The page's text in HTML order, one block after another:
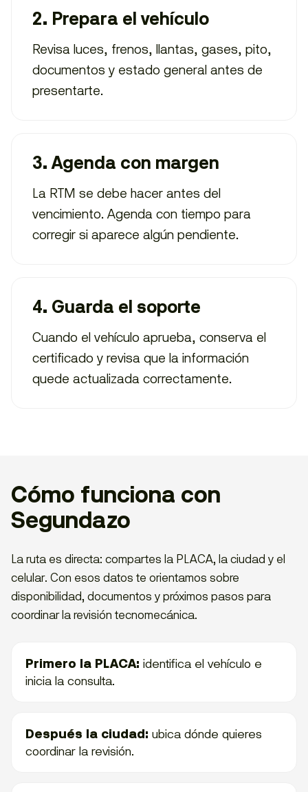
2. Prepara el vehículo
Revisa luces, frenos, llantas, gases, pito,
documentos y estado general antes de
presentarte.
3. Agenda con margen
La RTM se debe hacer antes del
vencimiento. Agenda con tiempo para
corregir si aparece algún pendiente.
4. Guarda el soporte
Cuando el vehículo aprueba, conserva el
certificado y revisa que la información
quede actualizada correctamente.
Cómo funciona con
Segundazo
La ruta es directa: compartes la PLACA, la ciudad y el
celular. Con esos datos te orientamos sobre
disponibilidad, documentos y próximos pasos para
coordinar la revisión tecnomecánica.
Primero la PLACA: identifica el vehículo e
inicia la consulta.
Después la ciudad: ubica dónde quieres
coordinar la revisión.